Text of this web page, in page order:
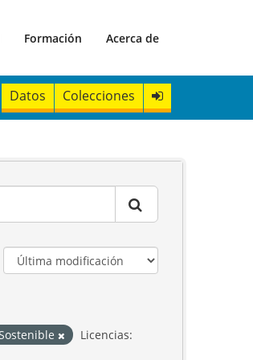
Formación Acerca de
Datos Colecciones
Licencias: